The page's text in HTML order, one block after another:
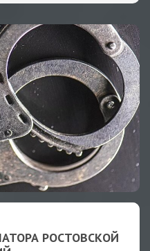
РОСТОВСКОЙ